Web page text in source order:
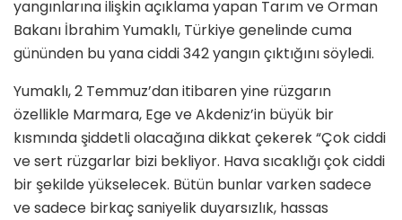
yangınlarına ilişkin açıklama yapan Tarım ve Orman
Bakanı İbrahim Yumaklı, Türkiye genelinde cuma
gününden bu yana ciddi 342 yangın çıktığını söyledi.
Yumaklı, 2 Temmuz’dan itibaren yine rüzgarın
özellikle Marmara, Ege ve Akdeniz’in büyük bir
kısmında şiddetli olacağına dikkat çekerek “Çok ciddi
ve sert rüzgarlar bizi bekliyor. Hava sıcaklığı çok ciddi
bir şekilde yükselecek. Bütün bunlar varken sadece
ve sadece birkaç saniyelik duyarsızlık, hassas